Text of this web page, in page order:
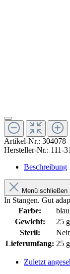
Artikel-Nr.: 304078
Hersteller-Nr.: 111-
Beschreibung
Menü schließen
In Stangen. Gut
Farbe:
blau
Gewicht:
25 g
Steril:
Lieferumfang: 25
Zuletzt